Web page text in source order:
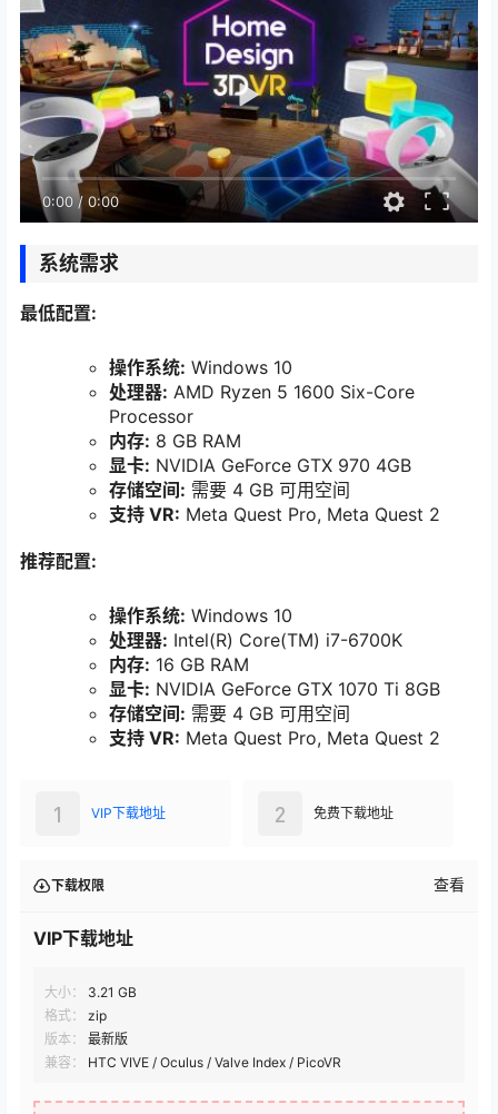
0:00/ 0:00
系统需求
最低配置:
操作系统: Windows 10
处理器: AMD Ryzen 5 1600 Six-Core
Processor
内存: 8 GB RAM
显卡: NVIDIA GeForce GTX 970 4GB
存储空间: 需要 4 GB 可用空间
支持 VR: Meta Quest Pro, Meta Quest 2
推荐配置:
操作系统: Windows 10
处理器: Intel(R) Core(TM) i7-6700K
内存: 16 GB RAM
显卡: NVIDIA GeForce GTX 1070 Ti 8GB
存储空间: 需要 4 GB 可用空间
支持 VR: Meta Quest Pro, Meta Quest 2
VIP下载地址
1 免费下载地址
2
下载权限 查看
VIP下载地址
大小：
3.21 GB
格式：
zip
版本：
最新版
兼容：
HTC VIVE / Oculus / Valve Index / PicoVR